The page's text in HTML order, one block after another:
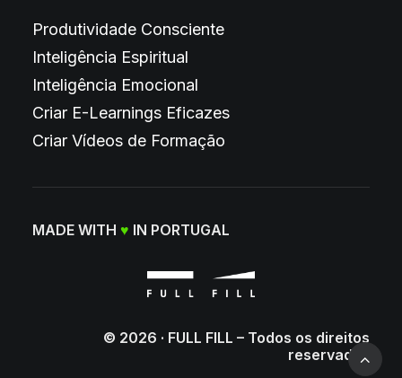
Produtividade Consciente
Inteligência Espiritual
Inteligência Emocional
Criar E-Learnings Eficazes
Criar Vídeos de Formação
MADE WITH ♥ IN PORTUGAL
© 2026 · FULL FILL – Todos os direitos
reservados